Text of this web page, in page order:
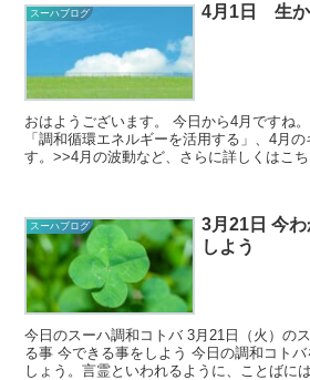
スーハブログ 4月1日 生か
おはようございます。 今日から4月ですね。 4月の調和メッセージは
「調和循環エネルギーを活用する」、4月
す。>>4月の波動など、さらに詳しくはこちらから そして
スーハブログ
3月21日 今
しよう
今日のスーハ調和コトバ 3月21日（火）のスー
る事 今できる事をしよう 今日の調和コトバを声に出して言ってみま
しょう。言霊といわれるように、ことばに